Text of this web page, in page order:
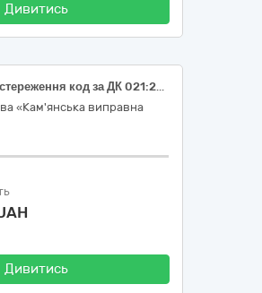
Дивитись
Камери відеоспостереження код за ДК 021:2015: 32234000-2 (Камери відеоспостереження)
«Кам'янська виправна
Дивитись